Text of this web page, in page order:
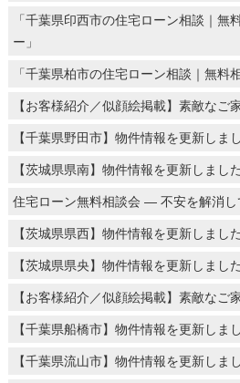
「千葉県印西市の住宅ローン相談｜無
ー」
「千葉県柏市の住宅ローン相談｜無料
【お客様紹介／似顔絵掲載】素敵なご
【千葉県野田市】物件情報を更新しま
【茨城県県南】物件情報を更新しまし
住宅ローン無料相談会 ― 不安を解消し
【茨城県県西】物件情報を更新しまし
【茨城県県央】物件情報を更新しまし
【お客様紹介／似顔絵掲載】素敵なご
【千葉県船橋市】物件情報を更新しま
【千葉県流山市】物件情報を更新しま